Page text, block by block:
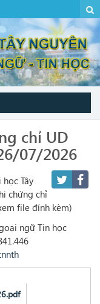
chỉ UD
07/2026
Tây
chứng chỉ
file đính kèm)
ngữ Tin học